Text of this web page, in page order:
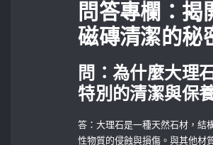
問答專欄：揭
磁磚清潔的秘
問：為什麼大理
特別的清潔與保
答：大理石是一種天然石材，結
性物質的侵蝕與損傷。與其他材